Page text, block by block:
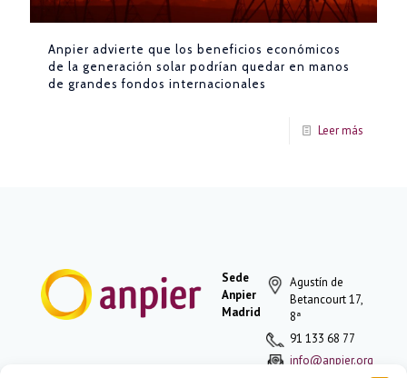
Anpier advierte que los beneficios económicos
de la generación solar podrían quedar en manos
de grandes fondos internacionales
Leer más
Sede
Anpier
Madrid
Agustín de
Betancourt 17,
8ª
91 133 68 77
info@anpier.org